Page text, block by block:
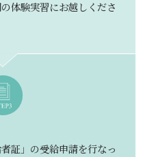
体験実習にお越しくださ
証」の受給申請を行なっ